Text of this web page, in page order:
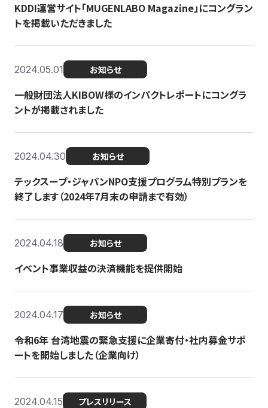
KDDI運営サイト「MUGENLABO Magazine」にコングラン
トを掲載いただきました
2024.05.01 お知らせ
一般財団法人KIBOW様のインパクトレポートにコングラ
ントが掲載されました
2024.04.30 お知らせ
テックスープ・ジャパンNPO支援プログラム特別プランを
終了します（2024年7月末の申請まで有効）
2024.04.18 お知らせ
イベント事業収益の決済機能を提供開始
2024.04.17 お知らせ
令和6年 台湾地震の緊急支援に企業寄付・社内募金サポ
ートを開始しました（企業向け）
2024.04.15 プレスリリース